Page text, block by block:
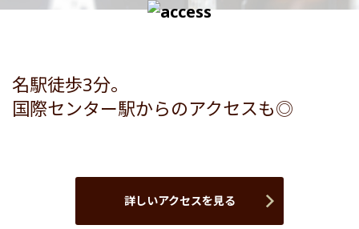
名駅徒歩3分。
国際センター駅からのアクセスも◎
詳しいアクセスを見る